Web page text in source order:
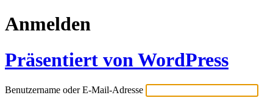
Anmelden
Präsentiert von WordPress
Benutzername oder E-Mail-Adresse